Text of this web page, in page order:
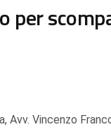
per
Avv. Vincenzo